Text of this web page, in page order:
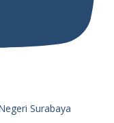
Surabaya